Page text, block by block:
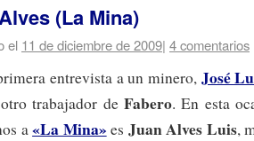
(La Mina)
el 11 de diciembre de 2009| 4 comentarios
entrevista a un minero, José
trabajador deFabero. En esta
a«La Mina» es Juan Alves Luis,